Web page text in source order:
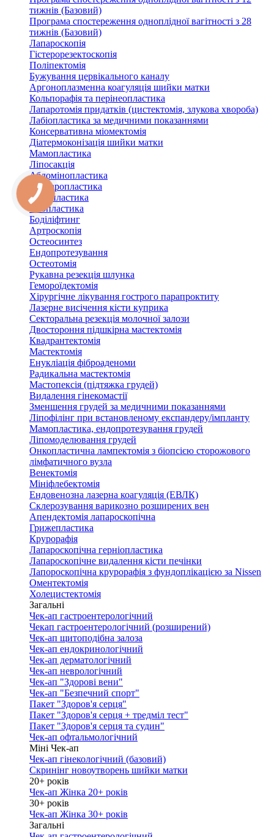
тижнів (Базовий)
Програма спостереження одноплідної вагітності з 28
тижнів (Базовий)
Лапароскопія
Гістерорезектоскопія
Поліпектомія
Бужування цервікального каналу
Аргоноплазменна коагуляція шийки матки
Кольпорафія та перінеопластика
Лапаротомія придатків (цистектомія, злукова хвороба)
Лабіопластика за медичними показаннями
Консервативна міомектомія
Діатермоконізація шийки матки
Мамопластика
Ліпосакція
Абдомінопластика
Блефаропластика
Ринопластика
Отопластика
Боділіфтинг
Артроскопія
Остеосинтез
Ендопротезування
Остеотомія
Рукавна резекція шлунка
Гемороїдектомія
Хірургічне лікування гострого парапроктиту
Лазерне висічення кісти куприка
Секторальна резекція молочної залози
Двостороння підшкірна мастектомія
Квадрантектомія
Мастектомія
Енукліація фіброаденоми
Радикальна мастектомія
Мастопексія (підтяжка грудей)
Видалення гінекомастії
Зменшення грудей за медичними показаннями
Ліпофілінг при встановленому експандеру/імпланту
Мамопластика, ендопротезування грудей
Ліпомоделювання грудей
Онкопластична лампектомія з біопсією сторожового
лімфатичного вузла
Венектомія
Мініфлебектомія
Ендовенозна лазерна коагуляція (ЕВЛК)
Склерозування варикозно розширених вен
Апендектомія лапароскопічна
Грижепластика
Крурорафія
Лапароскопічна герніопластика
Лапароскопічне видалення кісти печінки
Лапороскопічна крурорафія з фундоплікацією за Nissen
Оментектомія
Холецистектомія
Загальні
Чек-ап гастроентерологічний
Чекап гастроентерологічний (розширений)
Чек-ап щитоподібна залоза
Чек-ап ендокринологічний
Чек-ап дерматологічний
Чек-ап неврологічний
Чек-ап "Здорові вени"
Чек-ап "Безпечний спорт"
Пакет "Здоров'я серця"
Пакет "Здоров'я серця + тредміл тест"
Пакет "Здоров'я серця та судин"
Чек-ап офтальмологічний
Міні Чек-ап
Чек-ап гінекологічний (базовий)
Скринінг новоутворень шийки матки
20+ років
Чек-ап Жінка 20+ років
30+ років
Чек-ап Жінка 30+ років
Загальні